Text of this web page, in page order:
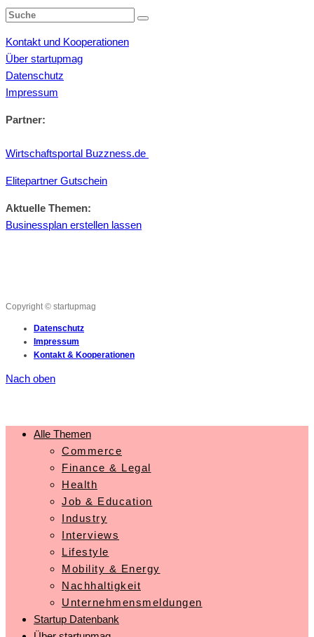
Kontakt und Kooperationen
Über startupmag
Datenschutz
Impressum
Partner:
Wirtschaftsportal Buzzness.de
Elitepartner Gutschein
Aktuelle Themen:
Businessplan erstellen lassen
Copyright © startupmag
Datenschutz
Impressum
Kontakt & Kooperationen
Nach oben
Alle Themen
Commerce
Finance & Legal
Health
Job & Education
Industry
Interviews
Lifestyle
Mobility & Energy
Nachhaltigkeit
Unternehmensmeldungen
Startup Datenbank